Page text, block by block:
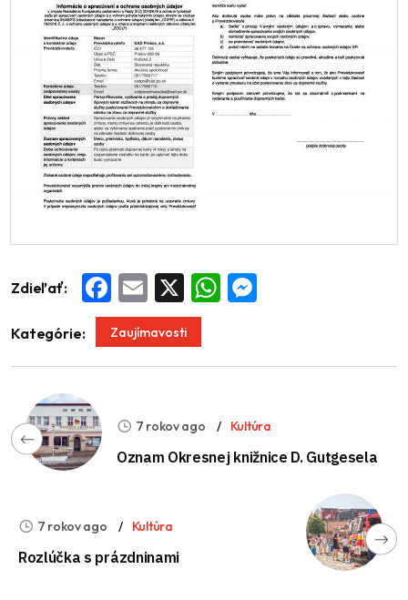
Zdieľať: Facebook
Email WhatsApp
Kategórie: Zaujímavosti
7 rokov ago Kultúra
Oznam Okresnej knižnice D. Gutgesela
7 rokov ago Kultúra
Rozlúčka s prázdninami